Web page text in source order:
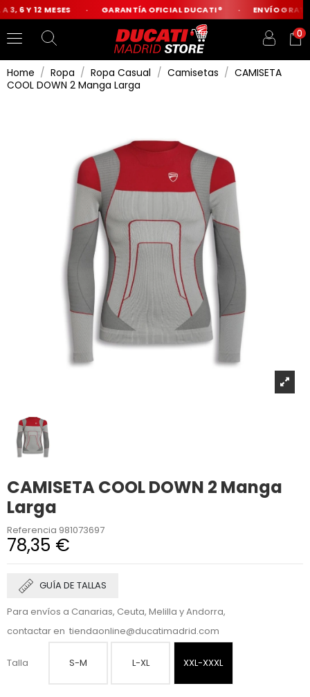
6 Y 12 MESES GARANTÍA OFICIAL DUCATI® ENVÍO
0
Home Ropa Ropa Casual Camisetas
CAMISETA
COOL DOWN 2 Manga Larga
CAMISETA COOL DOWN 2 Manga
Larga
Referencia 981073697
78,35 €
GUÍA DE TALLAS
Para envíos a Canarias, Ceuta, Melilla y Andorra,
contactar en tiendaonline@ducatimadrid.com
Talla S-M L-XL XXL-XXXL